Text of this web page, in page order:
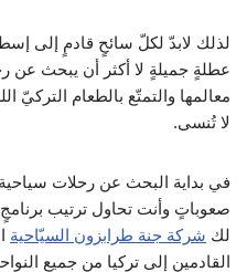
لذلك لابدّ لكلّ سائحٍ قادمٍ إلى
عطلةٍ جميلةٍ لا أكثر أن يبحث عن
معالمها والتمتّع بالطعام التركيّ
لا تُنسى.
في بداية البحث عن رحلات
صعوباتٍ وأنت تحاول ترتيب
لك شركة جنة طرابزون السيّاحية
القادمين إلى تركيا من جميع